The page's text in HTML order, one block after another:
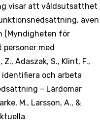
visar att våldsutsatthet
även
(Myndigheten för
med
Adaszak, S., Klint, F.,
identifiera och arbeta
– Lärdomar
M., Larsson, A., &